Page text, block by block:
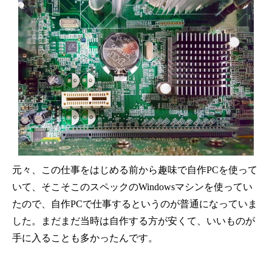
元々、この仕事をはじめる前から趣味で自作PCを使って
いて、そこそこのスペックのWindowsマシンを使ってい
たので、自作PCで仕事するというのが普通になっていま
した。まだまだ当時は自作する方が安くて、いいものが
手に入ることも多かったんです。